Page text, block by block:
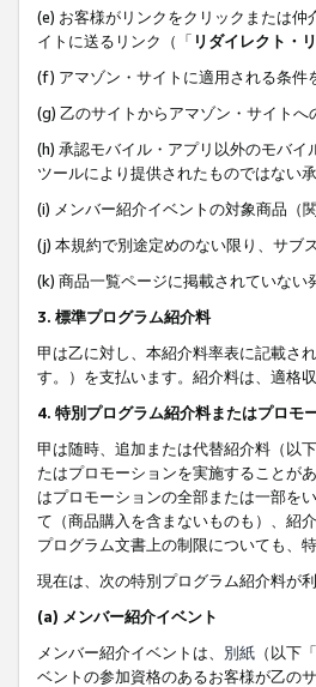
(e) お客様がリンクをクリックまたは
イトに送るリンク（「 リダイレクト・
(f) アマゾン・サイトに適用される条件
(g) 乙のサイトからアマゾン・サイト
(h) 承認モバイル・アプリ以外のモバ
ツールにより提供されたものではない
(i) メンバー紹介イベントの対象商品（
(j) 本規約で別途定めのない限り、サブ
(k) 商品一覧ページに掲載されていな
3. 標準プログラム紹介料
甲は乙に対し、本紹介料率表に記載さ
す。）を支払います。紹介料は、適格
4. 特別プログラム紹介料またはプロモ
甲は随時、追加または代替紹介料（以
たはプロモーションを実施することが
はプロモーションの全部または一部を
て（商品購入を含まないものも）、紹
プログラム文書上の制限についても、
現在は、次の特別プログラム紹介料が利
(a) メンバー紹介イベント
メンバー紹介イベントは、 別紙 （以下「
ベントの参加資格のあるお客様が乙の